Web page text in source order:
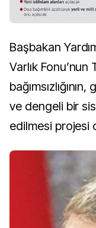
Başbakan
Varlık
ve dengeli bir
edilmesi projesi